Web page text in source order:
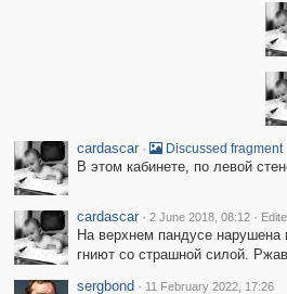
cardascar · Discussed fragment
В этом кабинете, по левой
cardascar · 2 June 2018, 08:12 ·
На верхнем пандусе нарушена
гниют со страшной силой.
sergbond · 11 February 2022, 17:26